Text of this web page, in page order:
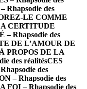
Rhapsodie des
LE COMME
CERTITUDE
Rhapsodie des
DE L’AMOUR DE
PROPOS DE LA
des réalitésCES
des
– Rhapsodie des
– Rhapsodie des